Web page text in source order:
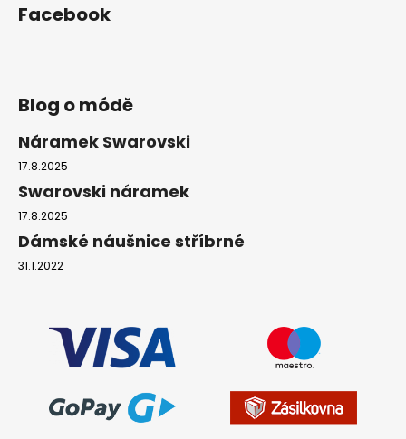
Facebook
Blog o módě
Náramek Swarovski
17.8.2025
Swarovski náramek
17.8.2025
Dámské náušnice stříbrné
31.1.2022